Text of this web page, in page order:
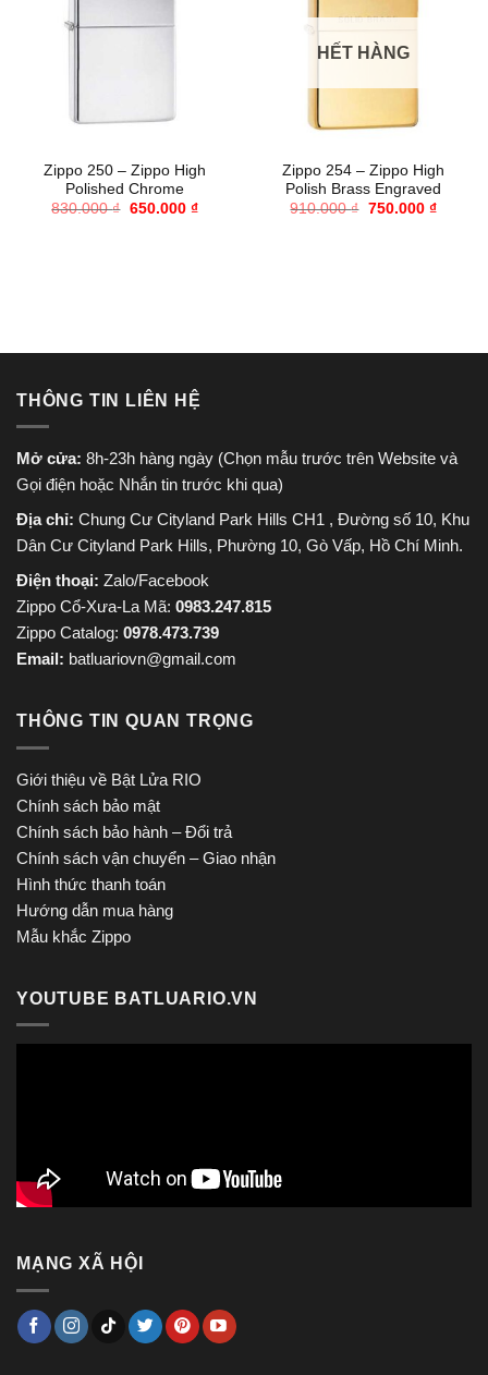
Zippo 250 – Zippo High
Polished Chrome
830.000₫ Giá
650.000 ₫Giá
HẾT HÀNG
Zippo 254 – Zippo High
Polish Brass Engraved
910.000₫ Giá
750.000 ₫Giá
THÔNG TIN LIÊN HỆ
Mở cửa: 8h-23h hàng ngày (Chọn mẫu trước trên Website và
Gọi điện hoặc Nhắn tin trước khi qua)
Địa chỉ: Chung Cư Cityland Park Hills CH1 , Đường số 10, Khu
Dân Cư Cityland Park Hills, Phường 10, Gò Vấp, Hồ Chí Minh.
Điện thoại: Zalo/Facebook
Zippo Cổ-Xưa-La Mã: 0983.247.815
Zippo Catalog: 0978.473.739
Email: batluariovn@gmail.com
THÔNG TIN QUAN TRỌNG
Giới thiệu về Bật Lửa RIO
Chính sách bảo mật
Chính sách bảo hành – Đổi trả
Chính sách vận chuyển – Giao nhận
Hình thức thanh toán
Hướng dẫn mua hàng
Mẫu khắc Zippo
YOUTUBE BATLUARIO.VN
MẠNG XÃ HỘI